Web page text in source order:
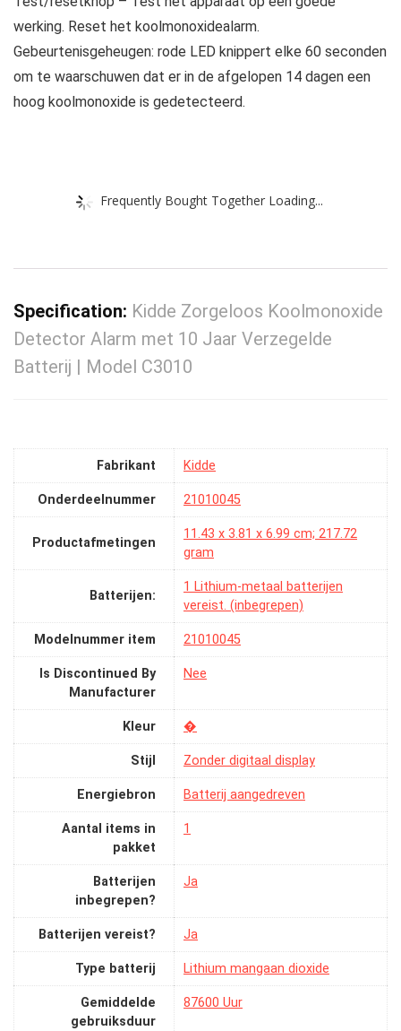
werking. Reset het koolmonoxidealarm.
Gebeurtenisgeheugen: rode LED knippert elke 60 seconden
om te waarschuwen dat er in de afgelopen 14 dagen een
hoog koolmonoxide is gedetecteerd.
Frequently Bought Together Loading...
Specification: Kidde Zorgeloos Koolmonoxide
Detector Alarm met 10 Jaar Verzegelde
Batterij | Model C3010
Fabrikant ‎Kidde
Onderdeelnummer ‎21010045
Productafmetingen
‎11.43 x 3.81 x 6.99 cm; 217.72
gram
Batterijen:
‎1 Lithium-metaal batterijen
vereist. (inbegrepen)
Modelnummer item ‎21010045
Is Discontinued By
Manufacturer
‎Nee
Kleur ‎�
Stijl ‎Zonder digitaal display
Energiebron ‎Batterij aangedreven
Aantal items in
pakket
‎1
Batterijen
inbegrepen?
‎Ja
Batterijen vereist? ‎Ja
Type batterij ‎Lithium mangaan dioxide
Gemiddelde
gebruiksduur
‎87600 Uur